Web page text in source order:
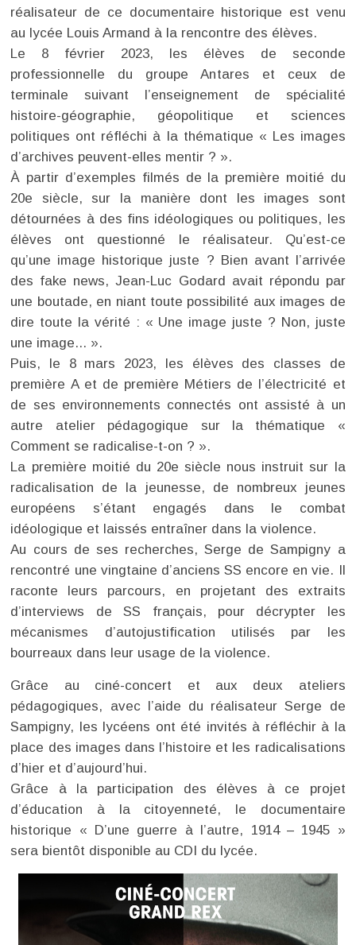
réalisateur de ce documentaire historique est venu
au lycée Louis Armand à la rencontre des élèves.
Le 8 février 2023, les élèves de seconde
professionnelle du groupe Antares et ceux de
terminale suivant l’enseignement de spécialité
histoire-géographie, géopolitique et sciences
politiques ont réfléchi à la thématique « Les images
d’archives peuvent-elles mentir ? ».
À partir d’exemples filmés de la première moitié du
20e siècle, sur la manière dont les images sont
détournées à des fins idéologiques ou politiques, les
élèves ont questionné le réalisateur. Qu’est-ce
qu’une image historique juste ? Bien avant l’arrivée
des fake news, Jean-Luc Godard avait répondu par
une boutade, en niant toute possibilité aux images de
dire toute la vérité : « Une image juste ? Non, juste
une image... ».
Puis, le 8 mars 2023, les élèves des classes de
première A et de première Métiers de l’électricité et
de ses environnements connectés ont assisté à un
autre atelier pédagogique sur la thématique «
Comment se radicalise-t-on ? ».
La première moitié du 20e siècle nous instruit sur la
radicalisation de la jeunesse, de nombreux jeunes
européens s’étant engagés dans le combat
idéologique et laissés entraîner dans la violence.
Au cours de ses recherches, Serge de Sampigny a
rencontré une vingtaine d’anciens SS encore en vie. Il
raconte leurs parcours, en projetant des extraits
d’interviews de SS français, pour décrypter les
mécanismes d’autojustification utilisés par les
bourreaux dans leur usage de la violence.
Grâce au ciné-concert et aux deux ateliers
pédagogiques, avec l’aide du réalisateur Serge de
Sampigny, les lycéens ont été invités à réfléchir à la
place des images dans l’histoire et les radicalisations
d’hier et d’aujourd’hui.
Grâce à la participation des élèves à ce projet
d’éducation à la citoyenneté, le documentaire
historique « D’une guerre à l’autre, 1914 – 1945 »
sera bientôt disponible au CDI du lycée.